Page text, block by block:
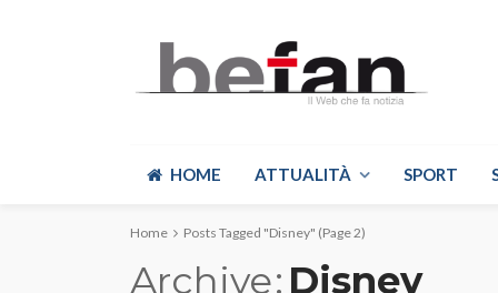
HOME ATTUALITÀ SPORT
Home Posts Tagged "Disney" (Page 2)
Archive Disney